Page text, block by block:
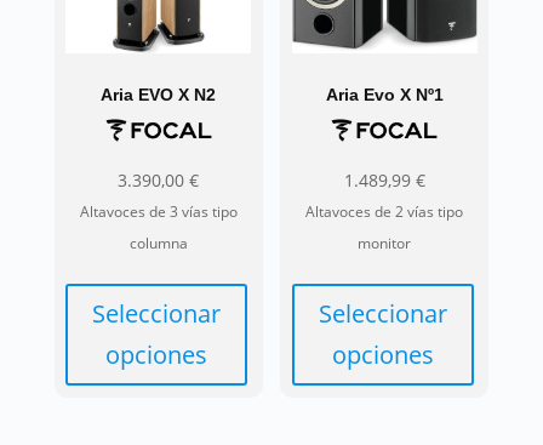
Aria EVO X N2
3.390,00€
Altavoces de 3 vías tipo
columna
Seleccionar
opciones
Aria Evo X Nº1
1.489,99 €
Altavoces de 2 vías tipo
monitor
Seleccionar
opciones